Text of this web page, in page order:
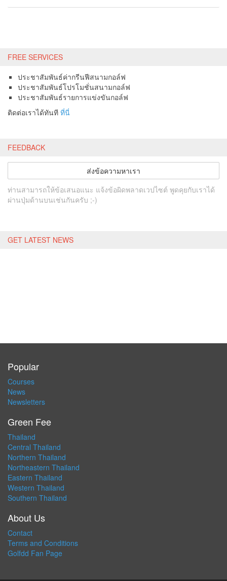
FREE SERVICES
ประชาสัมพันธ์ค่ากรีนฟีสนามกอล์ฟ
ประชาสัมพันธ์โปรโมชั่นสนามกอล์ฟ
ประชาสัมพันธ์รายการแข่งขันกอล์ฟ
ติดต่อเราได้ทันที ที่นี่
FEEDBACK
ส่งข้อความหาเรา
ท่านสามารถให้ข้อเสนอแนะ แจ้งข้อผิดพลาดเวปไซต์ พูดคุยกับเราได้
ผ่านปุ่มด้านบนเช่นกันครับ ;-)
GET LATEST NEWS
Popular
Courses
News
Newsletters
Green Fee
Thailand
Central Thailand
Northern Thailand
Northeastern Thailand
Eastern Thailand
Western Thailand
Southern Thailand
About Us
Contact
Terms and Conditions
Golfdd Fan Page